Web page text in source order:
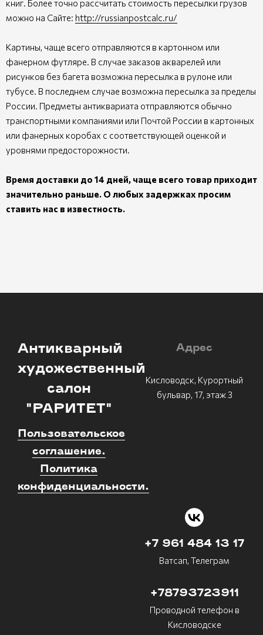
книг. Более точно рассчитать стоимость пересылки грузов
можно на Сайте: http://russianpostcalc.ru/
Картины, чаще всего отправляются в картонном или
фанерном футляре. В случае заказов акварелей или
рисунков без багета возможна пересылка в рулоне или
тубусе. В последнем случае возможна пересылка за пределы
России. Предметы антиквариата отправляются обычно
транспортными компаниями или Почтой России в картонных
или фанерных коробах с соответствующей оценкой и
уровнями предосторожности.
Время доставки до 14 дней, чаще всего товар приходит
значительно раньше. О любых задержках просим
ставить нас в известность.
Антикварный
художественный
салон
"РАРИТЕТ"
Пользовательское
соглашение.
Политика
конфиденциальности.
Адрес
Кисловодск, Курортный
бульвар, 17, этаж 3
+7 961 484 13 17
Ватсап, Телеграм
+78793723911
Проводной телефон в
Кисловодске